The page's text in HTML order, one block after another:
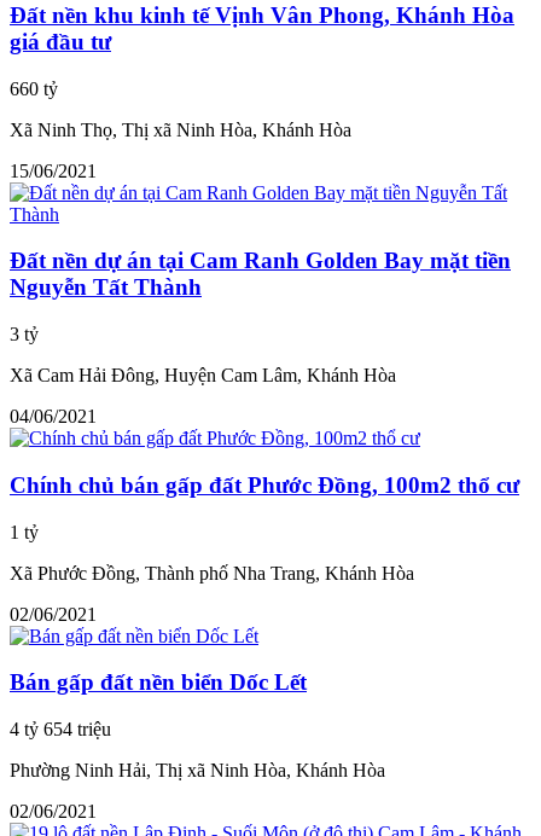
Đất nền khu kinh tế Vịnh Vân Phong, Khánh Hòa
giá đầu tư
660 tỷ
Xã Ninh Thọ, Thị xã Ninh Hòa, Khánh Hòa
15/06/2021
Đất nền dự án tại Cam Ranh Golden Bay mặt tiền
Nguyễn Tất Thành
3 tỷ
Xã Cam Hải Đông, Huyện Cam Lâm, Khánh Hòa
04/06/2021
Chính chủ bán gấp đất Phước Đồng, 100m2 thổ cư
1 tỷ
Xã Phước Đồng, Thành phố Nha Trang, Khánh Hòa
02/06/2021
Bán gấp đất nền biển Dốc Lết
4 tỷ 654 triệu
Phường Ninh Hải, Thị xã Ninh Hòa, Khánh Hòa
02/06/2021